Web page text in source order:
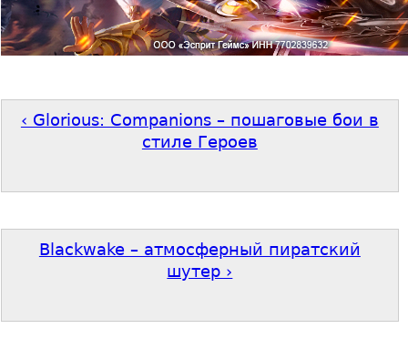
‹ Glorious: Companions – пошаговые бои в
стиле Героев
Blackwake – атмосферный пиратский
шутер ›